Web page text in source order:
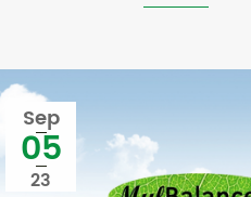
Sep
05
23